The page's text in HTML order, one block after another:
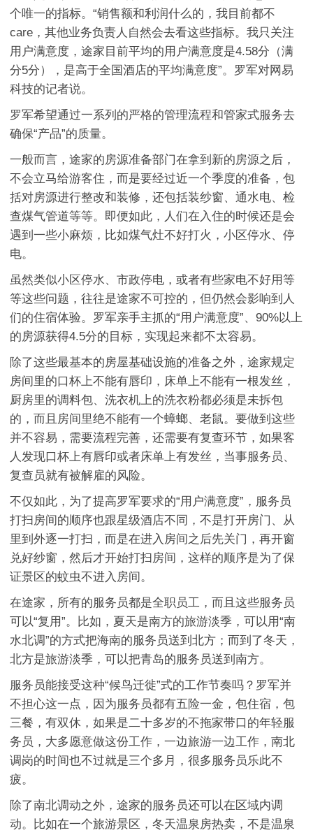
个唯一的指标。“销售额和利润什么的，我目前都不
care，其他业务负责人自然会去看这些指标。我只关注
用户满意度，途家目前平均的用户满意度是4.58分（满
分5分），是高于全国酒店的平均满意度”。罗军对网易
科技的记者说。
罗军希望通过一系列的严格的管理流程和管家式服务去
确保“产品”的质量。
一般而言，途家的房源准备部门在拿到新的房源之后，
不会立马给游客住，而是要经过近一个季度的准备，包
括对房源进行整改和装修，还包括装纱窗、通水电、检
查煤气管道等等。即便如此，人们在入住的时候还是会
遇到一些小麻烦，比如煤气灶不好打火，小区停水、停
电。
虽然类似小区停水、市政停电，或者有些家电不好用等
等这些问题，往往是途家不可控的，但仍然会影响到人
们的住宿体验。罗军亲手主抓的“用户满意度”、90%以上
的房源获得4.5分的目标，实现起来都不太容易。
除了这些最基本的房屋基础设施的准备之外，途家规定
房间里的口杯上不能有唇印，床单上不能有一根发丝，
厨房里的调料包、洗衣机上的洗衣粉都必须是未拆包
的，而且房间里绝不能有一个蟑螂、老鼠。要做到这些
并不容易，需要流程完善，还需要有复查环节，如果客
人发现口杯上有唇印或者床单上有发丝，当事服务员、
复查员就有被解雇的风险。
不仅如此，为了提高罗军要求的“用户满意度”，服务员
打扫房间的顺序也跟星级酒店不同，不是打开房门、从
里到外逐一打扫，而是在进入房间之后先关门，再开窗
兑好纱窗，然后才开始打扫房间，这样的顺序是为了保
证景区的蚊虫不进入房间。
在途家，所有的服务员都是全职员工，而且这些服务员
可以“复用”。比如，夏天是南方的旅游淡季，可以用“南
水北调”的方式把海南的服务员送到北方；而到了冬天，
北方是旅游淡季，可以把青岛的服务员送到南方。
服务员能接受这种“候鸟迁徙”式的工作节奏吗？罗军并
不担心这一点，因为服务员都有五险一金，包住宿，包
三餐，有双休，如果是二十多岁的不拖家带口的年轻服
务员，大多愿意做这份工作，一边旅游一边工作，南北
调岗的时间也不过就是三个多月，很多服务员乐此不
疲。
除了南北调动之外，途家的服务员还可以在区域内调
动。比如在一个旅游景区，冬天温泉房热卖，不是温泉